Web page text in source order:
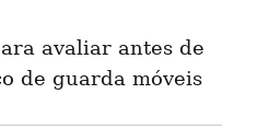
avaliar antes de
de guarda móveis